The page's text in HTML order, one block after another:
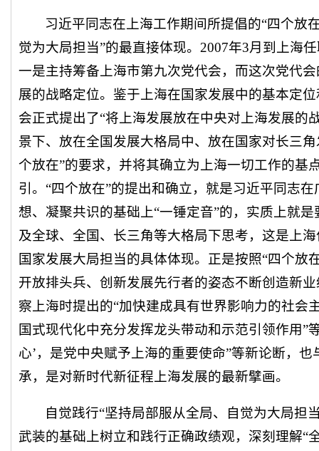
习近平同志在上海工作期间所提倡的“四个放
觉为大局担当”的最直接体现。2007年3月到上海
一是主持筹备上海市第九次党代会，而这次党代
展的战略定位。鉴于上海在国家发展中的基本定
会正式提出了“将上海发展放在中央对上海发展的
景下、放在全国发展大格局中、放在国家对长三
个放在”的要求，并将其确立为上海一切工作的基
引。“四个放在”的提出和确立，就是习近平同志
想、凝聚共识的基础上“一锤定音”的，实质上就
及全球、全国、长三角等大格局下思考，这是上
国家发展大局担当的具体体现。正是按照“四个放
开放排头兵、创新发展先行者的姿态不断创造新
察上海时提出的“加快建成具有世界影响力的社会
国式现代化中充分发挥龙头带动和示范引领作用”
心’，是党中央赋予上海的重要使命”等新论断，
承，是对新时代新征程上海发展的最新擘画。
自觉践行“坚持局部服从全局、自觉为大局担
武装的基础上树立和践行正确政绩观，深刻理解“